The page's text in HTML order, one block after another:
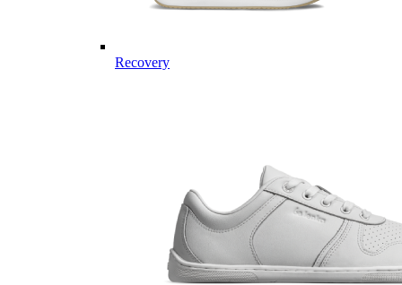
Recovery